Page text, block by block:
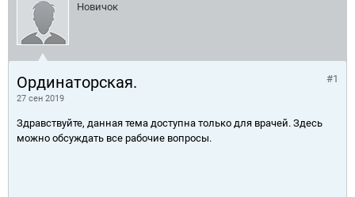
Новичок
Ординаторская.
27 сен 2019
#1
Здравствуйте, данная тема доступна только для врачей. Здесь
можно обсуждать все рабочие вопросы.